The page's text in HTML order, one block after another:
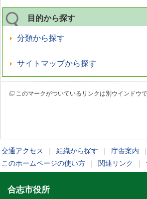
目的から探す
分類から探す
サイトマップから探す
このマークがついているリンクは別ウインドウ
交通アクセス 組織から探す 庁舎案内
このホームページの使い方
関連リンク
合志市役所